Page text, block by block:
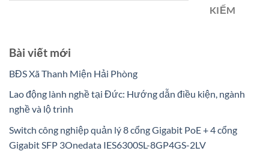
KIẾM
Bài viết mới
BĐS Xã Thanh Miện Hải Phòng
Lao động lành nghề tại Đức: Hướng dẫn điều kiện, ngành
nghề và lộ trình
Switch công nghiệp quản lý 8 cổng Gigabit PoE + 4 cổng
Gigabit SFP 3Onedata IES6300SL-8GP4GS-2LV